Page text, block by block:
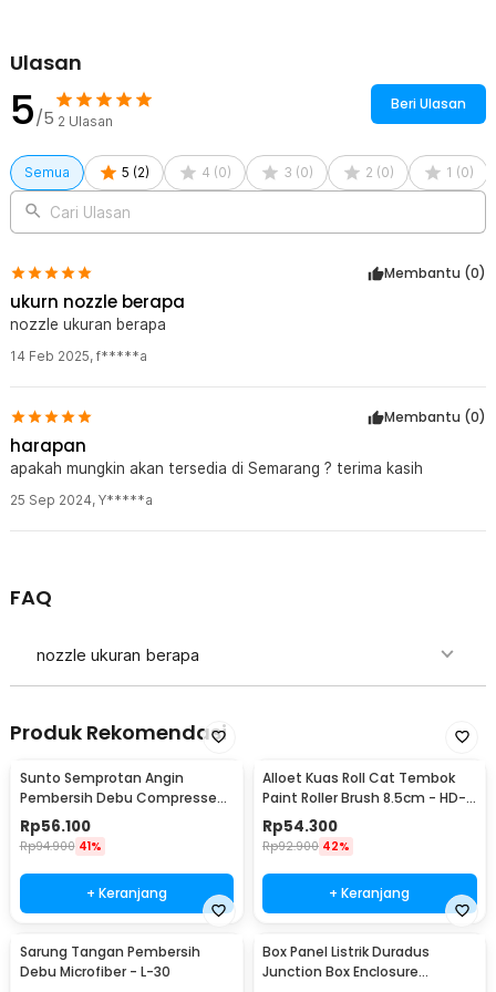
Ulasan
5/5 2 Ulasan
Beri Ulasan
Semua 5 (2) 4 (0) 3 (0) 2 (0) 1 (0)
Cari Ulasan
Membantu (0)
ukurn nozzle berapa
nozzle ukuran berapa
14 Feb 2025, f*****a
Membantu (0)
harapan
apakah mungkin akan tersedia di Semarang ? terima kasih
25 Sep 2024, Y*****a
FAQ
nozzle ukuran berapa
Produk Rekomendasi
Sunto Semprotan Angin
Pembersih Debu Compressed
Air Duster 400ml - ST1003
Rp56.100
Rp94.900 41%
+ Keranjang
Alloet Kuas Roll Cat Tembok
Paint Roller Brush 8.5cm - HD-
TVYQS
Rp54.300
Rp92.900 42%
+ Keranjang
Sarung Tangan Pembersih
Debu Microfiber - L-30
Box Panel Listrik Duradus
Junction Box Enclosure